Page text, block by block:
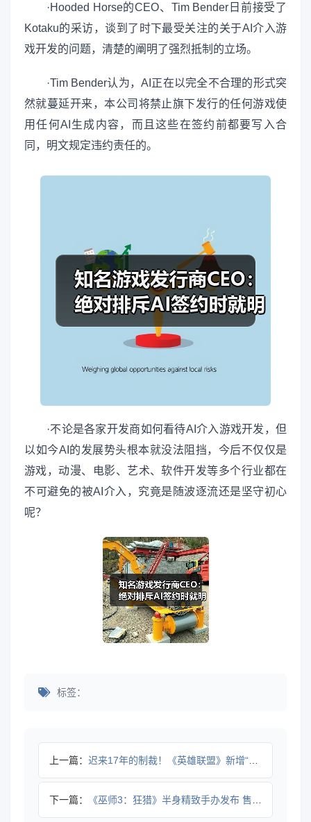
·Hooded Horse的CEO、Tim Bender日前接受了
Kotaku的采访，谈到了时下最受关注的关于AI介入游
戏开发的问题，清楚的阐明了强烈抵制的立场。
·Tim Bender认为，AI正在以完全不合理的形式突
然就蔓延开来，本公司将禁止旗下发行的任何游戏使
用任何AI生成内容，而且这些在签约前都要写入合
同，明文规定违约责任的。
·不论是各家开发商如何看待AI介入游戏开发，但
以如今AI的发展势头根本就没法阻挡，今后不仅仅是
游戏，动漫、电影、艺术、软件开发等多个行业都在
不可避免的被AI介入，究竟是随波逐流还是坚守初心
呢？
标签：
上一篇： 迟来17年的制裁！《英雄联盟》新增“炸鱼”举报选项
下一篇： 《巫师3：狂猎》半身精致手办发布 售价高达2万7千块